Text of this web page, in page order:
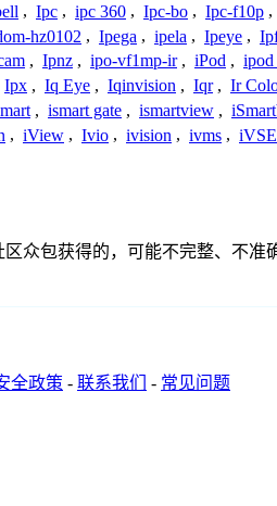
, Ipc , ipc 360 , Ipc-bo , Ipc-f10p ,
hz0102 , Ipega , ipela , Ipeye ,
, Ipnz , ipo-vf1mp-ir , iPod , ipod
Ipx , Iq Eye , Iqinvision , Iqr , Ir
, ismart gate , ismartview ,
, iView , Ivio , ivision , ivms ,
众包获得的，可能不完整、不
全政策 - 联系我们 - 常见问题